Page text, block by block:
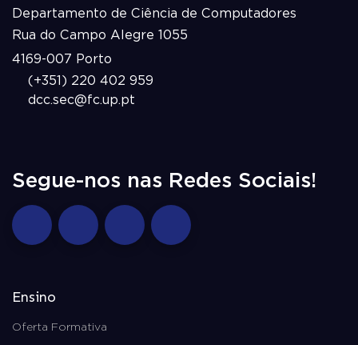
Departamento de Ciência de Computadores
Rua do Campo Alegre 1055
4169-007 Porto
(+351) 220 402 959
dcc.sec@fc.up.pt
Segue-nos nas Redes Sociais!
Ensino
Oferta Formativa